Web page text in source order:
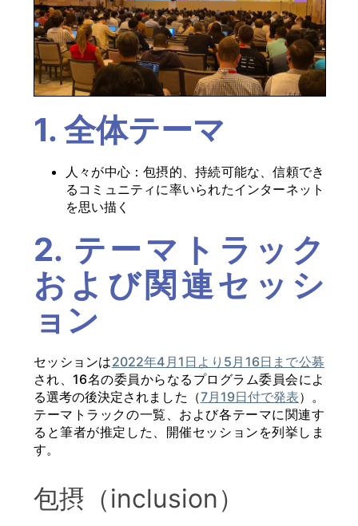
1. 全体テーマ
人々が中心：包摂的、持続可能な、信頼でき
るコミュニティに率いられたインターネット
を思い描く
2. テーマトラック
および関連セッシ
ョン
セッションは2022年4月1日より5月16日まで公募
され、16名の委員からなるプログラム委員会によ
る選考の後決定されました（7月19日付で発表）。
テーマトラックの一覧、および各テーマに関連す
ると筆者が推定した、開催セッションを列挙しま
す。
包摂（inclusion）